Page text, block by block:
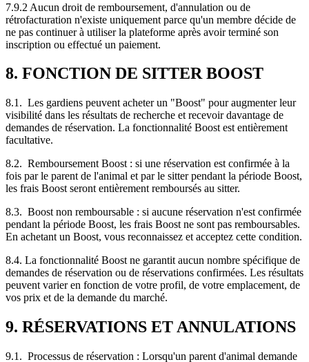
7.9.2 Aucun droit de remboursement, d'annulation ou de
rétrofacturation n'existe uniquement parce qu'un membre décide de
ne pas continuer à utiliser la plateforme après avoir terminé son
inscription ou effectué un paiement.
8. FONCTION DE SITTER BOOST
8.1. Les gardiens peuvent acheter un "Boost" pour augmenter leur
visibilité dans les résultats de recherche et recevoir davantage de
demandes de réservation. La fonctionnalité Boost est entièrement
facultative.
8.2. Remboursement Boost : si une réservation est confirmée à la
fois par le parent de l'animal et par le sitter pendant la période Boost,
les frais Boost seront entièrement remboursés au sitter.
8.3. Boost non remboursable : si aucune réservation n'est confirmée
pendant la période Boost, les frais Boost ne sont pas remboursables.
En achetant un Boost, vous reconnaissez et acceptez cette condition.
8.4. La fonctionnalité Boost ne garantit aucun nombre spécifique de
demandes de réservation ou de réservations confirmées. Les résultats
peuvent varier en fonction de votre profil, de votre emplacement, de
vos prix et de la demande du marché.
9. RÉSERVATIONS ET ANNULATIONS
9.1. Processus de réservation : Lorsqu'un parent d'animal demande